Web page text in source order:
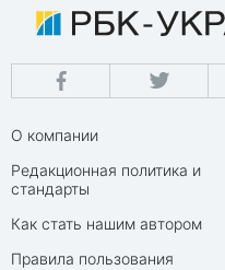
О компании
Редакционная политика и
стандарты
Как стать нашим автором
Правила пользования